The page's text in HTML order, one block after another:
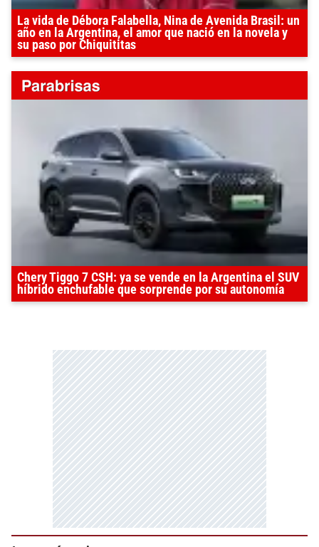
La vida de Débora Falabella, Nina de Avenida Brasil: un
año en la Argentina, el amor que nació en la novela y
su paso por Chiquititas
Chery Tiggo 7 CSH: ya se vende en la Argentina el SUV
híbrido enchufable que sorprende por su autonomía